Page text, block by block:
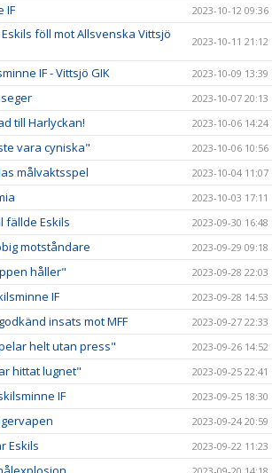
IF 2023-10-12 09:36
föll mot Allsvenska Vittsjö
2023-10-11 21:12
IF - Vittsjö GIK 2023-10-09 13:39
2023-10-07 20:13
till Harlyckan! 2023-10-06 14:24
vara cyniska" 2023-10-06 10:56
målvaktsspel 2023-10-04 11:07
2023-10-03 17:11
fällde Eskils 2023-09-30 16:48
motståndare 2023-09-29 09:18
håller" 2023-09-28 22:03
IF 2023-09-28 14:53
insats mot MFF 2023-09-27 22:33
helt utan press" 2023-09-26 14:52
hittat lugnet" 2023-09-25 22:41
IF 2023-09-25 18:30
2023-09-24 20:59
Eskils 2023-09-22 11:23